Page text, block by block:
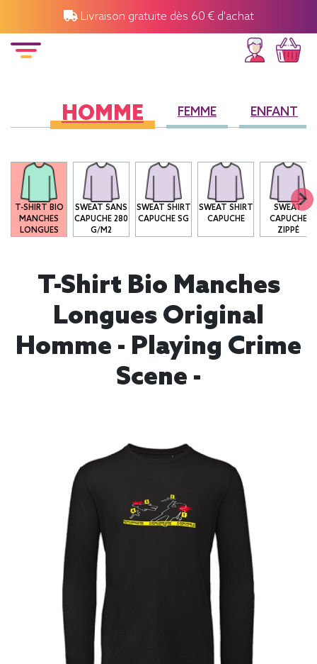
Livraison gratuite dès 60 € d'achat
HOMME FEMME ENFANT
T-SHIRT BIO
MANCHES
LONGUES
SWEAT SANS
CAPUCHE 280
G/M2
SWEAT SHIRT
CAPUCHE SG
SWEAT SHIRT
CAPUCHE
SWEAT
CAPUCHE
ZIPPÉ
T-Shirt Bio Manches
Longues Original
Homme - Playing Crime
Scene -